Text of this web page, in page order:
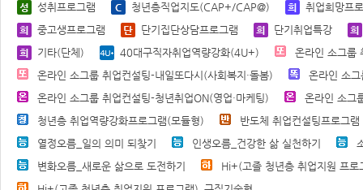
성취프로그램 청년층직업지도(CAP+/CAP@)
취업희망프
중고생프로그램
단기집단상담프로그램
단기취업특강
기타(단체)
40대구직자취업역량강화(4U+)
온라인 소그룹
온라인 소그룹 취업컨설팅-내일또다시(사회복지·돌봄)
온라인 소
온라인 소그룹 취업컨설팅-청년취업ON(영업·마케팅)
온라인 소그
청년층 취업역량강화프로그램(모듈형)
반도체 취업컨설팅프로그램
열정오름_일의 의미 되찾기
인생오름_건강한 삶 실천하기
변화오름_새로운 삶으로 도전하기
Hi+(고졸 청년층 취업지원 프로